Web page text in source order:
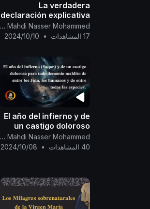
La verdadera
declaración explicativa
acerca del tipo de
lanzamiento
Canal Oficial Del Imam Al Mahdi Nasser Mohammed
17 المشاهدات
•
2024/10/10
El año del infierno y de
un castigo doloroso
para todo demonio
maldito de entre los
Canal Oficial Del Imam Al Mahdi Nasser Mohammed
40 المشاهدات
•
2024/10/08